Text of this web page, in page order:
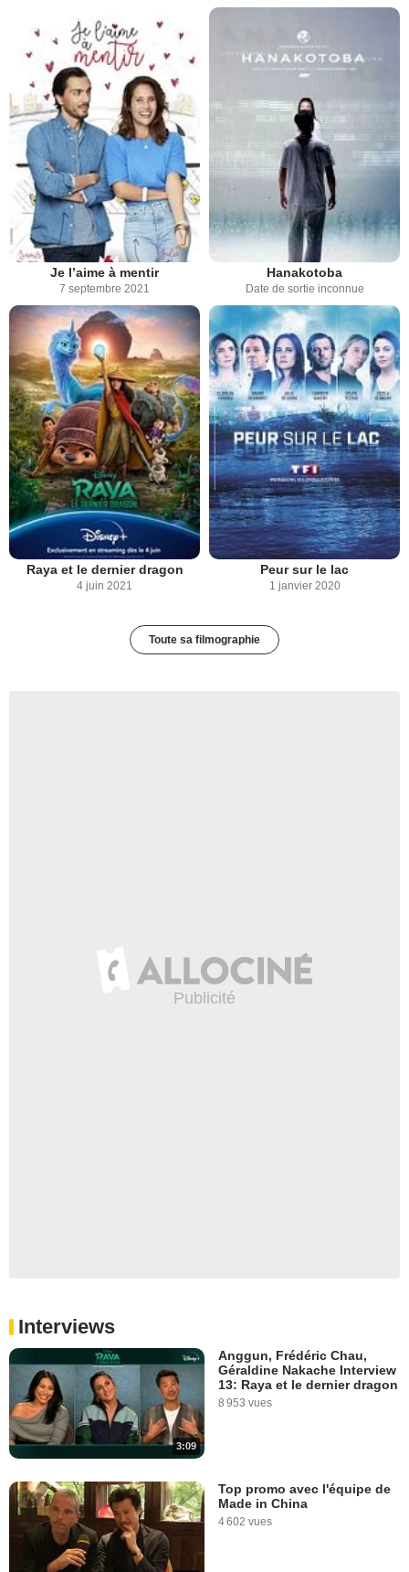
Je l’aime à mentir
7 septembre 2021
Hanakotoba
Date de sortie inconnue
Raya et le dernier dragon
4 juin 2021
Peur sur le lac
1 janvier 2020
Toute sa filmographie
Interviews
3:09
Anggun, Frédéric Chau,
Géraldine Nakache Interview
13: Raya et le dernier dragon
8 953 vues
Top promo avec l'équipe de
Made in China
4 602 vues